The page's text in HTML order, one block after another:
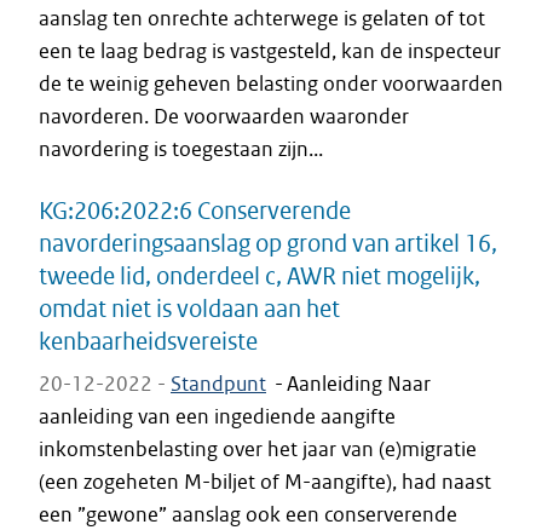
aanslag ten onrechte achterwege is gelaten of tot
een te laag bedrag is vastgesteld, kan de inspecteur
de te weinig geheven belasting onder voorwaarden
navorderen. De voorwaarden waaronder
navordering is toegestaan zijn...
KG:206:2022:6 Conserverende
navorderingsaanslag op grond van artikel 16,
tweede lid, onderdeel c, AWR niet mogelijk,
omdat niet is voldaan aan het
kenbaarheidsvereiste
20-12-2022 - Standpunt -Aanleiding Naar
aanleiding van een ingediende aangifte
inkomstenbelasting over het jaar van (e)migratie
(een zogeheten M-biljet of M-aangifte), had naast
een ”gewone” aanslag ook een conserverende